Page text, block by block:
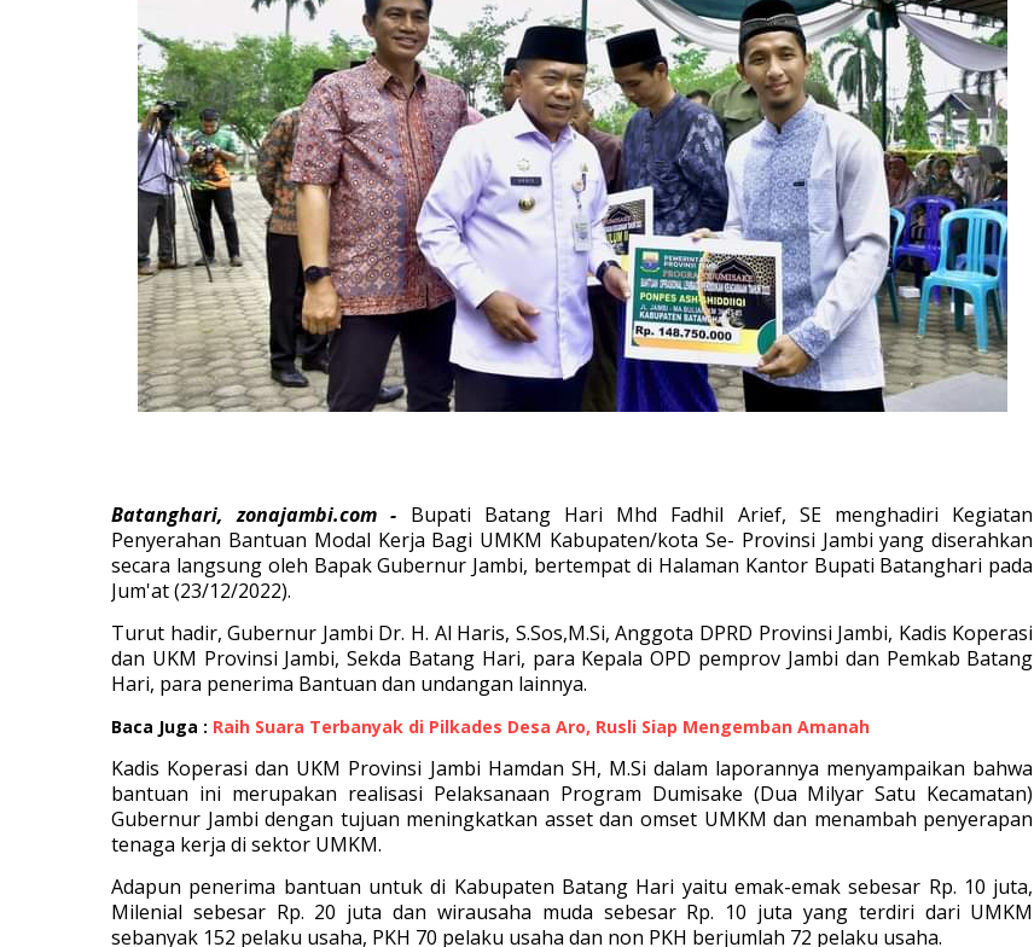
Batanghari, zonajambi.com - Bupati Batang Hari Mhd Fadhil Arief, SE menghadiri Kegiatan
Penyerahan Bantuan Modal Kerja Bagi UMKM Kabupaten/kota Se- Provinsi Jambi yang diserahkan
secara langsung oleh Bapak Gubernur Jambi, bertempat di Halaman Kantor Bupati Batanghari pada
Jum'at (23/12/2022).
Turut hadir, Gubernur Jambi Dr. H. Al Haris, S.Sos,M.Si, Anggota DPRD Provinsi Jambi, Kadis Koperasi
dan UKM Provinsi Jambi, Sekda Batang Hari, para Kepala OPD pemprov Jambi dan Pemkab Batang
Hari, para penerima Bantuan dan undangan lainnya.
Baca Juga : Raih Suara Terbanyak di Pilkades Desa Aro, Rusli Siap Mengemban Amanah
Kadis Koperasi dan UKM Provinsi Jambi Hamdan SH, M.Si dalam laporannya menyampaikan bahwa
bantuan ini merupakan realisasi Pelaksanaan Program Dumisake (Dua Milyar Satu Kecamatan)
Gubernur Jambi dengan tujuan meningkatkan asset dan omset UMKM dan menambah penyerapan
tenaga kerja di sektor UMKM.
Adapun penerima bantuan untuk di Kabupaten Batang Hari yaitu emak-emak sebesar Rp. 10 juta,
Milenial sebesar Rp. 20 juta dan wirausaha muda sebesar Rp. 10 juta yang terdiri dari UMKM
sebanyak 152 pelaku usaha, PKH 70 pelaku usaha dan non PKH berjumlah 72 pelaku usaha.